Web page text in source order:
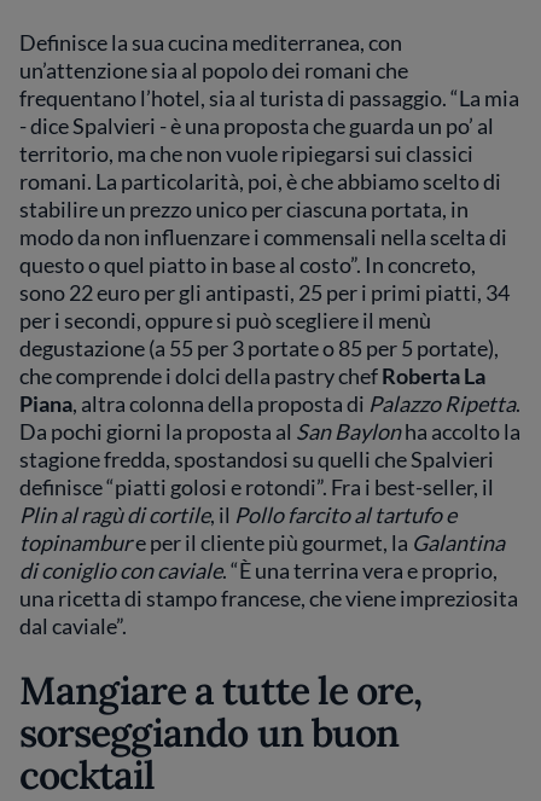
Definisce la sua cucina mediterranea, con
un’attenzione sia al popolo dei romani che
frequentano l’hotel, sia al turista di passaggio. “La mia
- dice Spalvieri - è una proposta che guarda un po’ al
territorio, ma che non vuole ripiegarsi sui classici
romani. La particolarità, poi, è che abbiamo scelto di
stabilire un prezzo unico per ciascuna portata, in
modo da non influenzare i commensali nella scelta di
questo o quel piatto in base al costo”. In concreto,
sono 22 euro per gli antipasti, 25 per i primi piatti, 34
per i secondi, oppure si può scegliere il menù
degustazione (a 55 per 3 portate o 85 per 5 portate),
che comprende i dolci della pastry chefRoberta La
Piana, altra colonna della proposta di Palazzo Ripetta.
Da pochi giorni la proposta al San Baylonha accolto la
stagione fredda, spostandosi su quelli che Spalvieri
definisce “piatti golosi e rotondi”. Fra i best-seller, il
Plin al ragù di cortile, il Pollo farcito al tartufo e
topinambure per il cliente più gourmet, la Galantina
di coniglio con caviale. “È una terrina vera e proprio,
una ricetta di stampo francese, che viene impreziosita
dal caviale”.
Mangiare a tutte le ore,
sorseggiando un buon
cocktail